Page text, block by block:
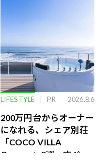
LIFESTYLE PR 2026.8.6
200万円台からオーナー
になれる、シェア別荘
「COCO VILLA
Owners」3選。すべて